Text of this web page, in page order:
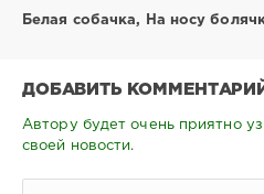
Белая собачка, На носу
ДОБАВИТЬ КОММЕНТАРИЙ
Автору будет очень приятно
своей новости.